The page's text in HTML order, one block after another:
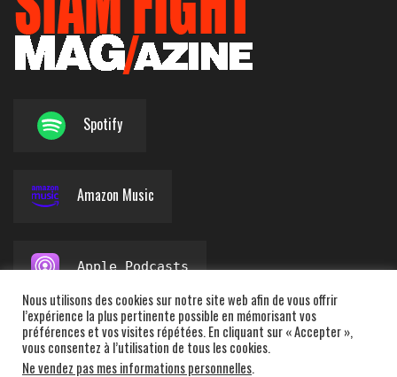
Deezer
Nous utilisons des cookies sur notre site web afin de vous offrir
l’expérience la plus pertinente possible en mémorisant vos
préférences et vos visites répétées. En cliquant sur « Accepter »,
vous consentez à l’utilisation de tous les cookies.
Ne vendez pas mes informations personnelles.